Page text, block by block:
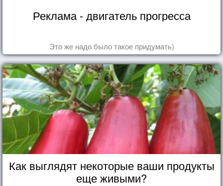
Реклама - двигатель прогресса
Это же надо было такое придумать)
Как выглядят некоторые ваши продукты
еще живыми?